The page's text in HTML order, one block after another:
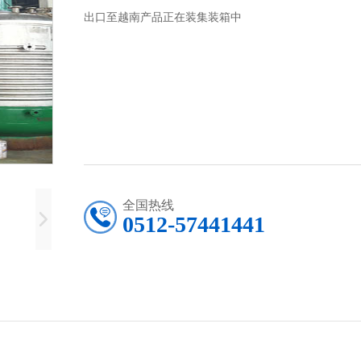
出口至越南产品正在装集装箱中
全国热线
0512-57441441